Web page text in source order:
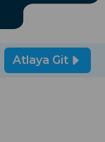
Atlaya Git